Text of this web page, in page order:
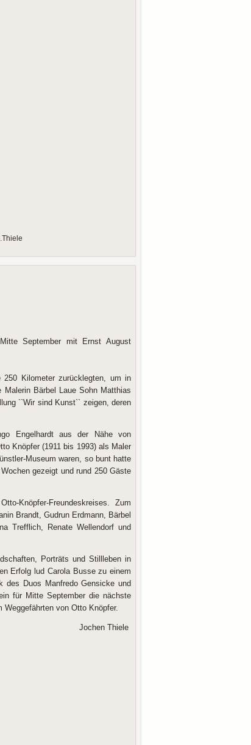
September mit Ernst August
Kilometer zurücklegten, um in
Malerin Bärbel Laue Sohn Matthias
``Wir sind Kunst`` zeigen, deren
Engelhardt aus der Nähe von
Knöpfer (1911 bis 1993) als Maler
Museum waren, so bunt hatte
gezeigt und rund 250 Gäste
Knöpfer-Freundeskreises. Zum
Brandt, Gudrun Erdmann, Bärbel
Trefflich, Renate Wellendorf und
Porträts und Stillleben in
Erfolg lud Carola Busse zu einem
des Duos Manfredo Gensicke und
für Mitte September die nächste
von Otto Knöpfer.
Jochen Thiele